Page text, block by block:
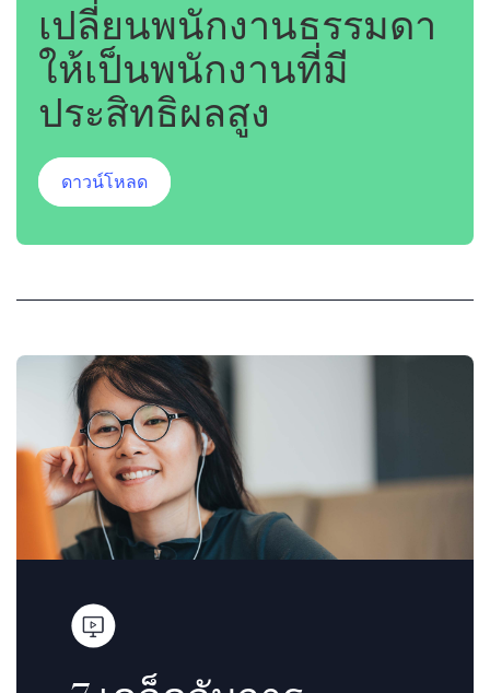
เปลี่ยนพนักงานธรรมดา
ให้เป็นพนักงานที่มี
ประสิทธิผลสูง
ดาวน์โหลด